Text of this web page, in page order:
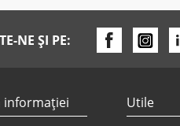
XLSX, 15.592 KB
Informaţie privind activitatea
Informaţia privind creditele
NE ȘI PE:
informaţiei Utile